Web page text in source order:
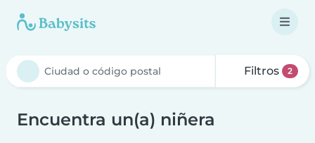
Filtros 2
Encuentra un(a) niñera